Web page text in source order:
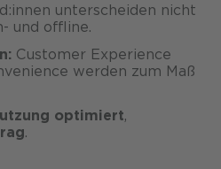
unter­scheiden nicht
und offline.
Customer Experience
werden zum Maß
optimiert,
.